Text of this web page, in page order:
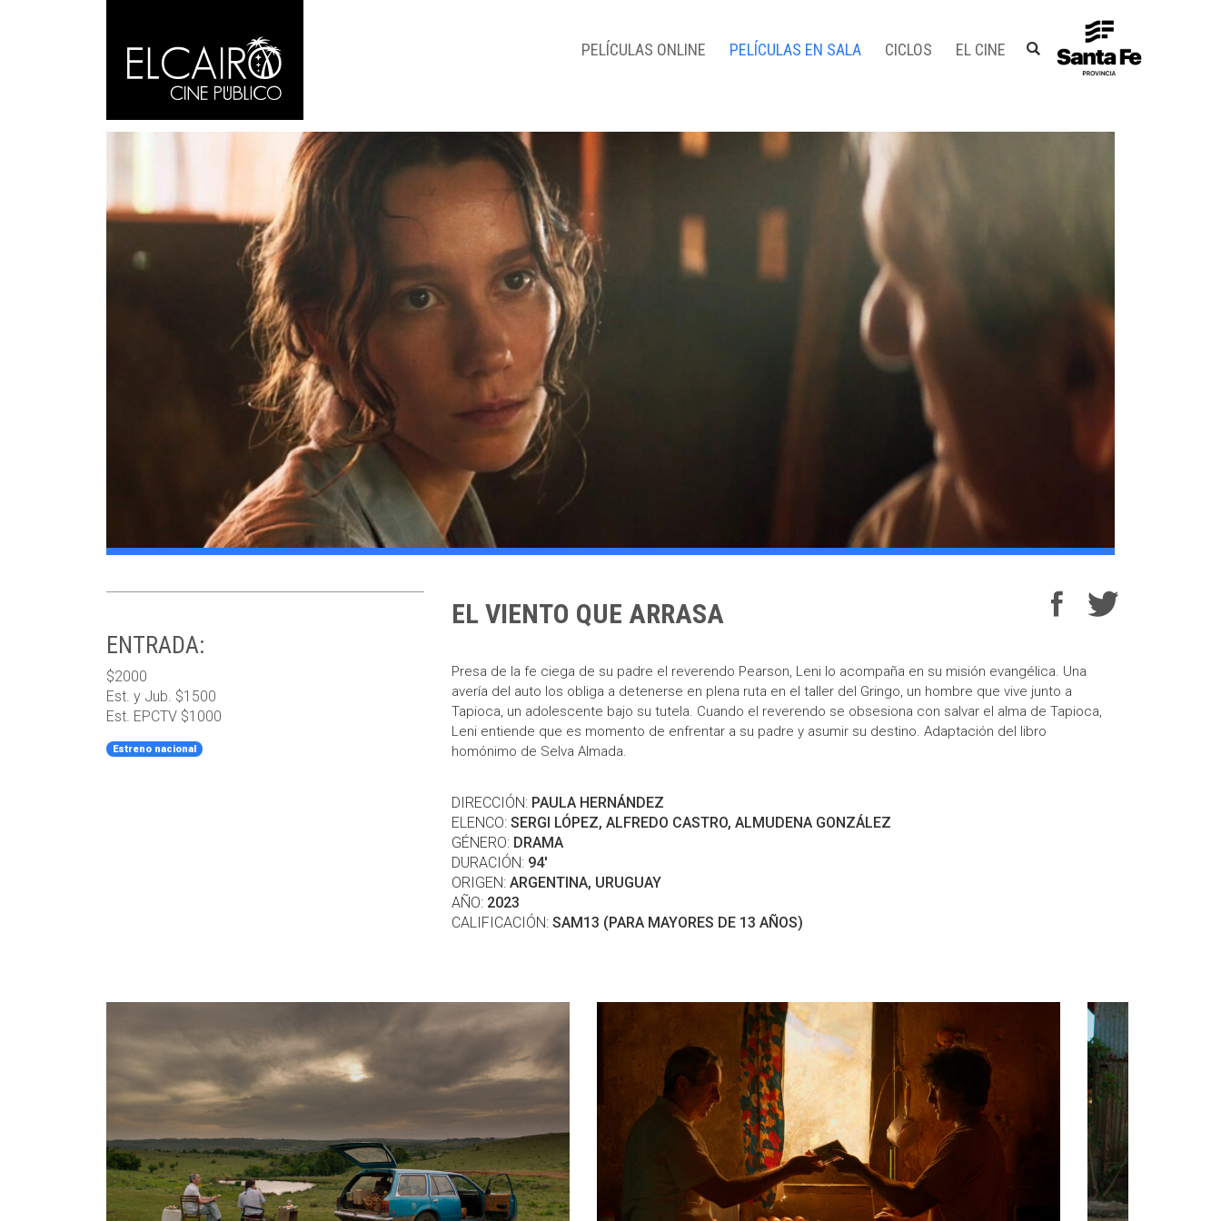
PELÍCULAS ONLINE PELÍCULAS EN SALA CICLOS EL CINE
ENTRADA:
$2000
Est. y Jub. $1500
Est. EPCTV $1000
Estreno nacional
EL VIENTO QUE ARRASA
Presa de la fe ciega de su padre el reverendo Pearson, Leni lo acompaña en su misión evangélica. Una
avería del auto los obliga a detenerse en plena ruta en el taller del Gringo, un hombre que vive junto a
Tapioca, un adolescente bajo su tutela. Cuando el reverendo se obsesiona con salvar el alma de Tapioca,
Leni entiende que es momento de enfrentar a su padre y asumir su destino. Adaptación del libro
homónimo de Selva Almada.
DIRECCIÓN: PAULA HERNÁNDEZ
ELENCO: SERGI LÓPEZ, ALFREDO CASTRO, ALMUDENA GONZÁLEZ
GÉNERO: DRAMA
DURACIÓN: 94'
ORIGEN: ARGENTINA, URUGUAY
AÑO: 2023
CALIFICACIÓN: SAM13 (PARA MAYORES DE 13 AÑOS)